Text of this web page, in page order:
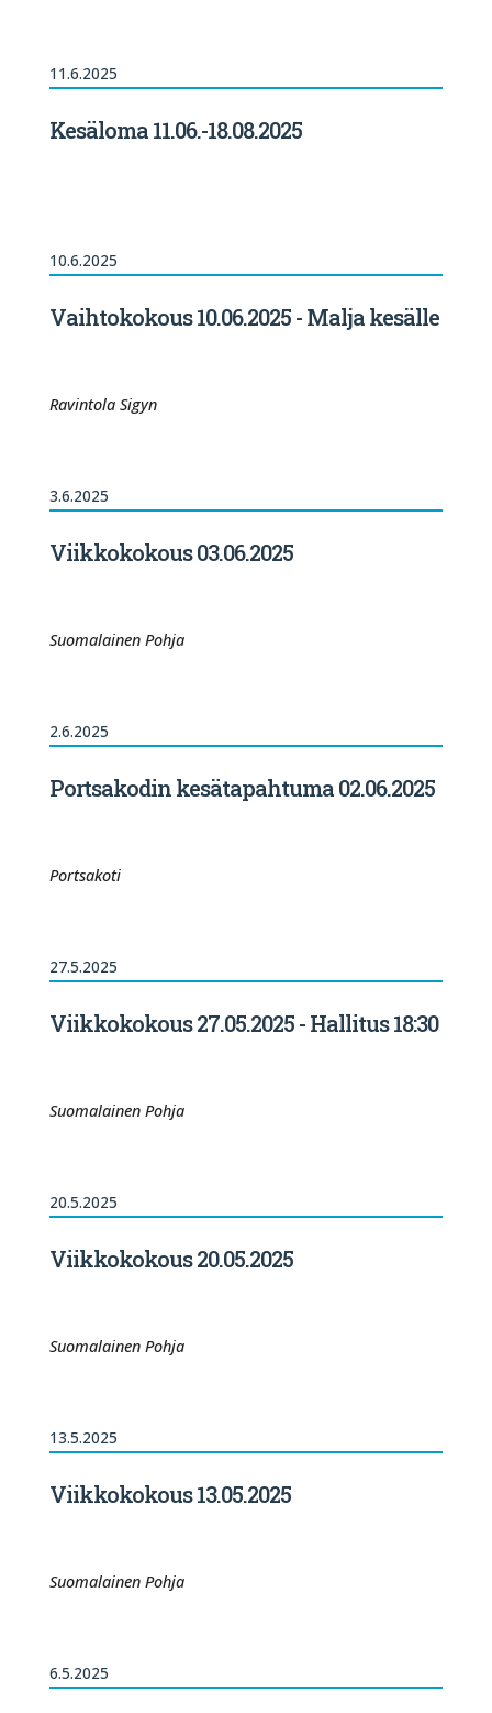
11.6.2025
Kesäloma 11.06.-18.08.2025
10.6.2025
Vaihtokokous 10.06.2025 - Malja kesälle
Ravintola Sigyn
3.6.2025
Viikkokokous 03.06.2025
Suomalainen Pohja
2.6.2025
Portsakodin kesätapahtuma 02.06.2025
Portsakoti
27.5.2025
Viikkokokous 27.05.2025 - Hallitus 18:30
Suomalainen Pohja
20.5.2025
Viikkokokous 20.05.2025
Suomalainen Pohja
13.5.2025
Viikkokokous 13.05.2025
Suomalainen Pohja
6.5.2025